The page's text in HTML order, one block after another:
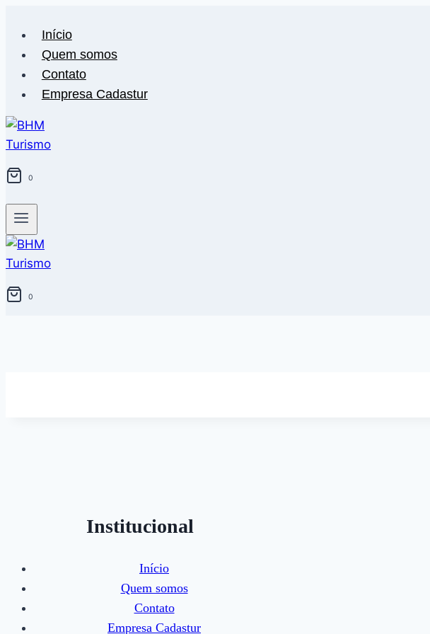
para
Conteúdo
Início
Quem somos
Contato
Empresa Cadastur
0
0
Institucional
Início
Quem somos
Contato
Empresa Cadastur